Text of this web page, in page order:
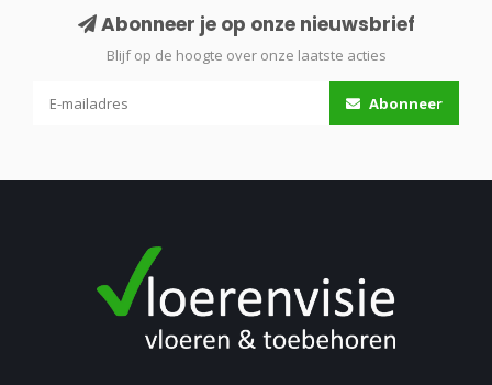
Abonneer je op onze nieuwsbrief
Blijf op de hoogte over onze laatste acties
Abonneer